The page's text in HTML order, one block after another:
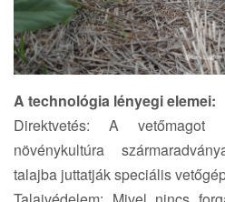
A technológia lényegi elemei:
Direktvetés: A vetőmagot
növénykultúra
talajba juttatják speciális